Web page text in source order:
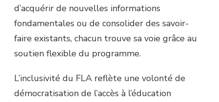
d’acquérir de nouvelles informations
fondamentales ou de consolider des savoir-
faire existants, chacun trouve sa voie grâce au
soutien flexible du programme.
L’inclusivité du FLA reflète une volonté de
démocratisation de l’accès à l’éducation